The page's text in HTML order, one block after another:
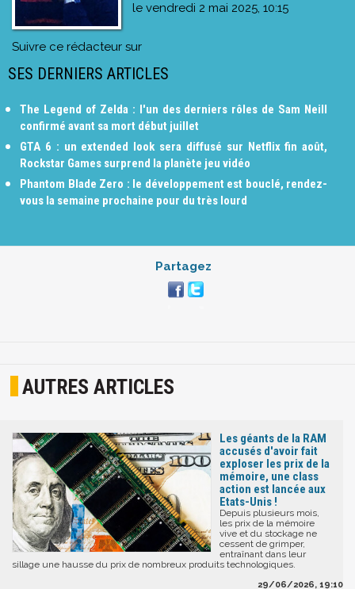
le vendredi 2 mai 2025, 10:15
Suivre ce rédacteur sur
SES DERNIERS ARTICLES
The Legend of Zelda : l'un des derniers rôles de Sam Neill
confirmé avant sa mort début juillet
GTA 6 : un extended look sera diffusé sur Netflix fin août,
Rockstar Games surprend la planète jeu vidéo
Phantom Blade Zero : le développement est bouclé, rendez-
vous la semaine prochaine pour du très lourd
Partagez
AUTRES ARTICLES
Les géants de la RAM
accusés d'avoir fait
exploser les prix de la
mémoire, une class
action est lancée aux
Etats-Unis !
Depuis plusieurs mois,
les prix de la mémoire
vive et du stockage ne
cessent de grimper,
entraînant dans leur
sillage une hausse du prix de nombreux produits technologiques.
29/06/2026, 19:10